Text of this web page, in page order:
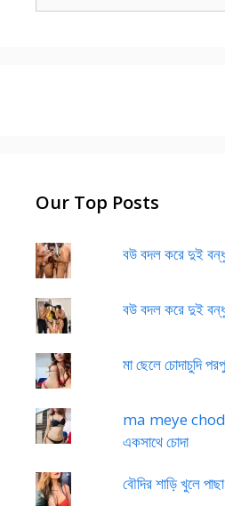
Our Top Posts
বউ বদল করে দুই
বউ বদল করে দুই
মা ছেলে চোদাচুদি
ma meye choda
একসাথে চোদা
বৌদির শাড়ি খুলে